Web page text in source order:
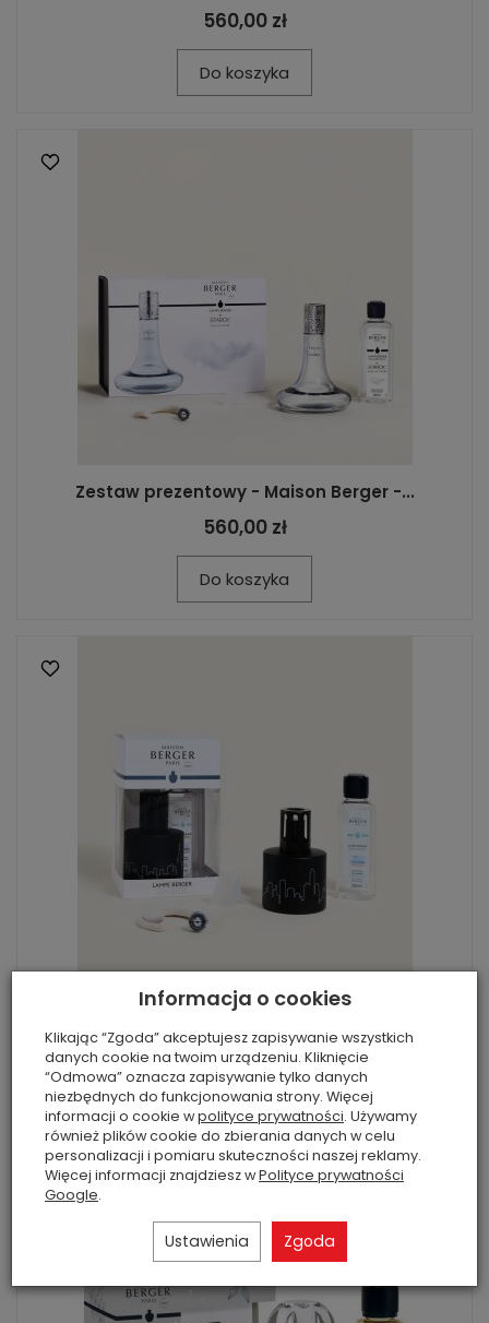
560,00 zł
Do koszyka
Zestaw prezentowy - Maison Berger -...
560,00 zł
Do koszyka
Zestaw prezentowy - Maison Berger -...
195,00 zł
Do koszyka
Informacja o cookies
Klikając “Zgoda” akceptujesz zapisywanie wszystkich
danych cookie na twoim urządzeniu. Kliknięcie
“Odmowa” oznacza zapisywanie tylko danych
niezbędnych do funkcjonowania strony. Więcej
informacji o cookie wpolityce prywatności. Używamy
również plików cookie do zbierania danych w celu
personalizacji i pomiaru skuteczności naszej reklamy.
Więcej informacji znajdziesz wPolityce prywatności
Google.
Ustawienia Zgoda